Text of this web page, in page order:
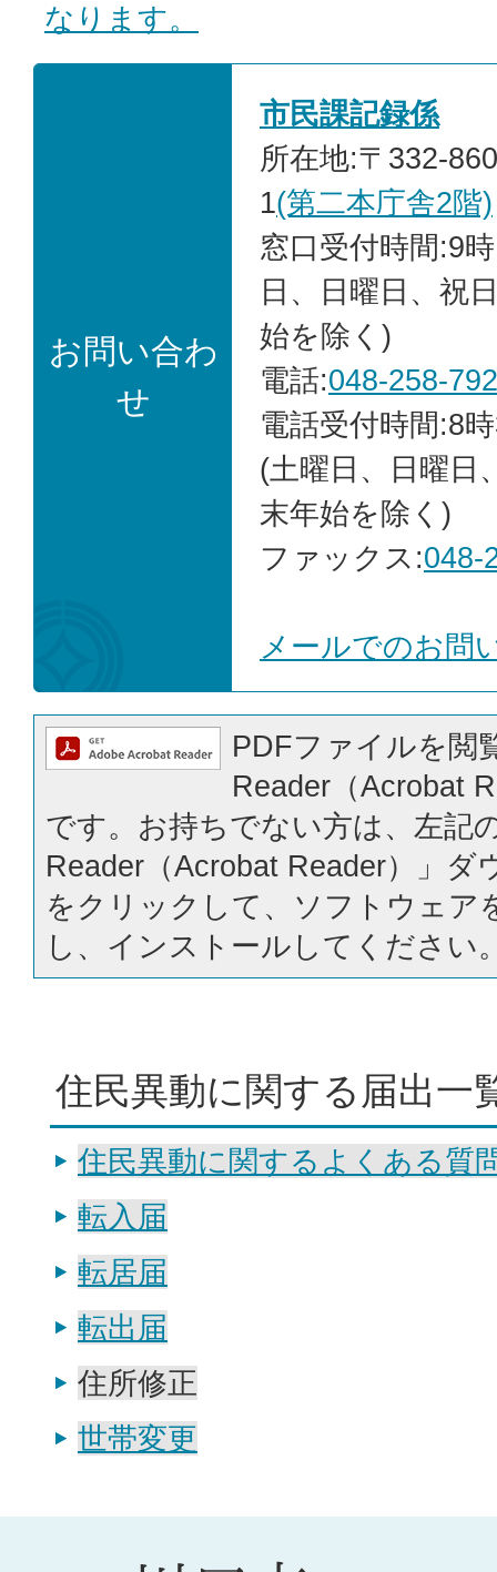
なります。
お問い合わ
せ
市民課記録係
所在地:〒332-
1(第二本庁舎2階)
窓口受付時間:9
日、日曜日、祝
始を除く)
電話:048-258-
電話受付時間:8
(土曜日、日曜日
末年始を除く)
ファックス:048-
メールでのお問
PDFファイルを閲
Reader（Acrobat
です。お持ちでない方は、左記
Reader（Acrobat Reader）」ダ
をクリックして、ソフトウェア
し、インストールしてください
住民異動に関する届出一
住民異動に関するよくある質
転入届
転居届
転出届
住所修正
世帯変更